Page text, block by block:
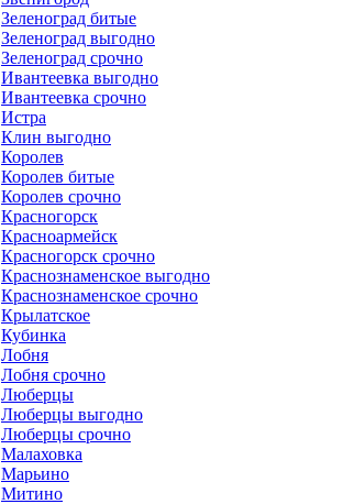
Зеленоград битые
Зеленоград выгодно
Зеленоград срочно
Ивантеевка выгодно
Ивантеевка срочно
Истра
Клин выгодно
Королев
Королев битые
Королев срочно
Красногорск
Красноармейск
Красногорск срочно
Краснознаменское выгодно
Краснознаменское срочно
Крылатское
Кубинка
Лобня
Лобня срочно
Люберцы
Люберцы выгодно
Люберцы срочно
Малаховка
Марьино
Митино